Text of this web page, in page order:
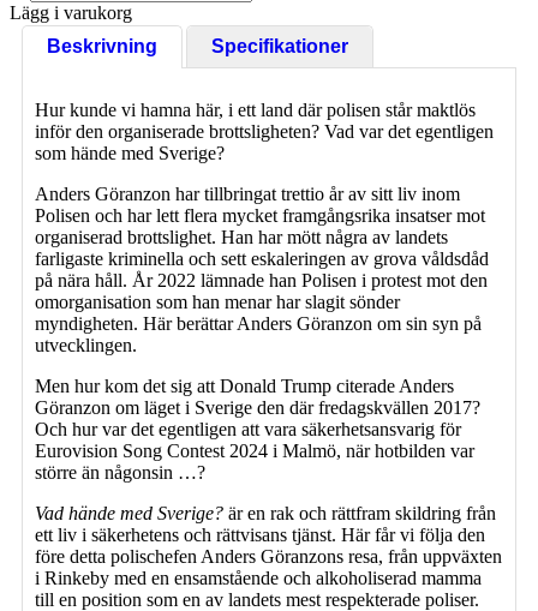
Lägg i varukorg
Beskrivning
Specifikationer
Hur kunde vi hamna här, i ett land där polisen står maktlös
inför den organiserade brottsligheten? Vad var det egentligen
som hände med Sverige?
Anders Göranzon har tillbringat trettio år av sitt liv inom
Polisen och har lett flera mycket framgångsrika insatser mot
organiserad brottslighet. Han har mött några av landets
farligaste kriminella och sett eskaleringen av grova våldsdåd
på nära håll. År 2022 lämnade han Polisen i protest mot den
omorganisation som han menar har slagit sönder
myndigheten. Här berättar Anders Göranzon om sin syn på
utvecklingen.
Men hur kom det sig att Donald Trump citerade Anders
Göranzon om läget i Sverige den där fredagskvällen 2017?
Och hur var det egentligen att vara säkerhetsansvarig för
Eurovision Song Contest 2024 i Malmö, när hotbilden var
större än någonsin …?
Vad hände med Sverige? är en rak och rättfram skildring från
ett liv i säkerhetens och rättvisans tjänst. Här får vi följa den
före detta polischefen Anders Göranzons resa, från uppväxten
i Rinkeby med en ensamstående och alkoholiserad mamma
till en position som en av landets mest respekterade poliser.